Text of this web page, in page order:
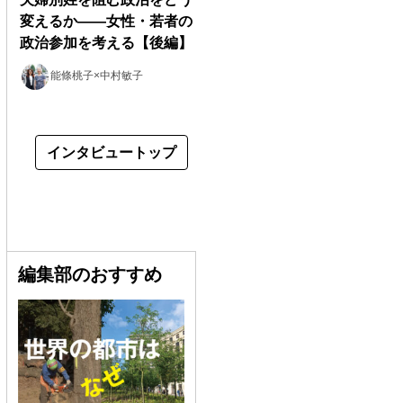
変えるか――女性・若者の
政治参加を考える【後編】
能條桃子×中村敏子
インタビュートップ
編集部のおすすめ